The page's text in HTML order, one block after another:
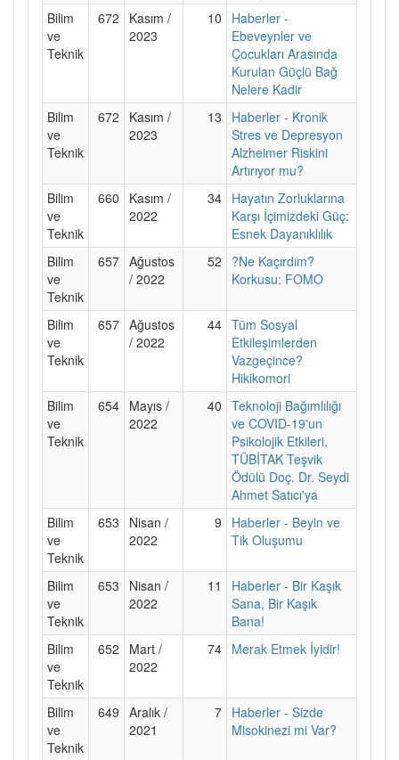
Bilim
ve
Teknik
672
Kasım /
2023
10
Haberler -
Ebeveynler ve
Çocukları Arasında
Kurulan Güçlü Bağ
Nelere Kadir
Bilim
ve
Teknik
672
Kasım /
2023
13
Haberler - Kronik
Stres ve Depresyon
Alzheimer Riskini
Artırıyor mu?
Bilim
ve
Teknik
660
Kasım /
2022
34 Hayatın Zorluklarına
Karşı İçimizdeki Güç:
Esnek Dayanıklılık
Bilim
ve
Teknik
657 Ağustos
/ 2022
52
?Ne Kaçırdım?
Korkusu: FOMO
Bilim
ve
Teknik
657 Ağustos
/ 2022
44 Tüm Sosyal
Etkileşimlerden
Vazgeçince?
Hikikomori
Bilim
ve
Teknik
654 Mayıs /
2022
40 Teknoloji Bağımlılığı
ve COVID-19'un
Psikolojik Etkileri,
TÜBİTAK Teşvik
Ödülü Doç. Dr. Seydi
Ahmet Satıcı'ya
Bilim
ve
Teknik
653
Nisan /
2022
9
Haberler - Beyin ve
Tik Oluşumu
Bilim
ve
Teknik
653
Nisan /
2022
11
Haberler - Bir Kaşık
Sana, Bir Kaşık
Bana!
Bilim
ve
Teknik
652
Mart /
2022
74 Merak Etmek İyidir!
Bilim
ve
Teknik
649 Aralık /
2021
7 Haberler - Sizde
Misokinezi mi Var?